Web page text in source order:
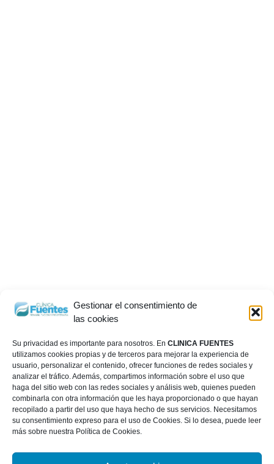
Gestionar el consentimiento de
las cookies
Su privacidad es importante para nosotros. En CLINICA FUENTES
utilizamos cookies propias y de terceros para mejorar la experiencia de
usuario, personalizar el contenido, ofrecer funciones de redes sociales y
analizar el tráfico. Además, compartimos información sobre el uso que
haga del sitio web con las redes sociales y análisis web, quienes pueden
combinarla con otra información que les haya proporcionado o que hayan
recopilado a partir del uso que haya hecho de sus servicios. Necesitamos
su consentimiento expreso para el uso de Cookies. Si lo desea, puede leer
más sobre nuestra Política de Cookies.